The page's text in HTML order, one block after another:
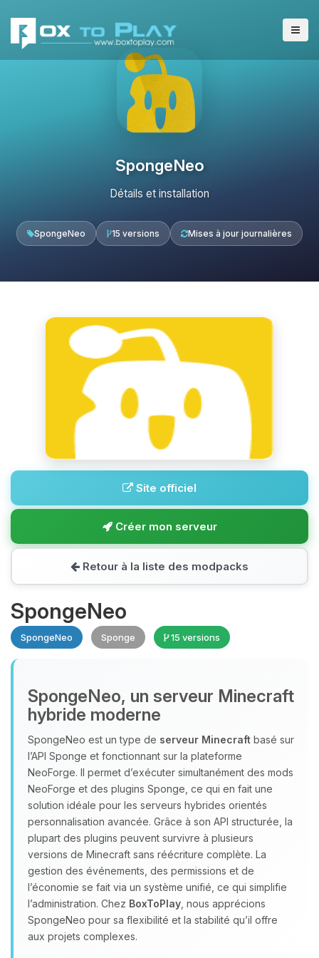
SpongeNeo
Détails et installation
SpongeNeo 15 versions Mises à jour journalières
Site officiel
Créer mon serveur
Retour à la liste des modpacks
SpongeNeo
SpongeNeo Sponge 15 versions
SpongeNeo, un serveur Minecraft
hybride moderne
SpongeNeo est un type de serveur Minecraft basé sur
l’API Sponge et fonctionnant sur la plateforme
NeoForge. Il permet d’exécuter simultanément des mods
NeoForge et des plugins Sponge, ce qui en fait une
solution idéale pour les serveurs hybrides orientés
personnalisation avancée. Grâce à son API structurée, la
plupart des plugins peuvent survivre à plusieurs
versions de Minecraft sans réécriture complète. La
gestion des événements, des permissions et de
l’économie se fait via un système unifié, ce qui simplifie
l’administration. Chez BoxToPlay , nous apprécions
SpongeNeo pour sa flexibilité et la stabilité qu’il offre
aux projets complexes.
Youpi, enfin quelqu’un pour me
parler ! Moi c’est Choupy, ton petit
assistant BoxToPlay. Dis-moi ce dont
tu as besoin et je vais remuer mes
petits circuits pour t’aider.
08/08/2026 à 11:26